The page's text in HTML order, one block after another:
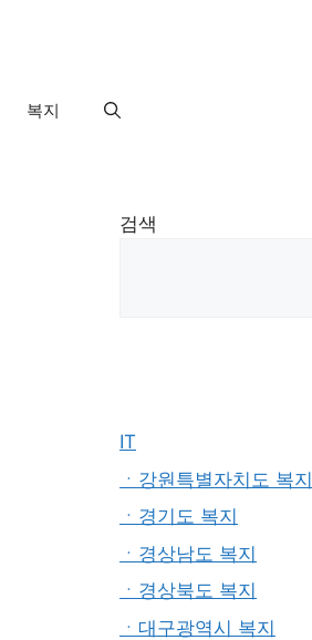
복지
검색
IT
ㆍ강원특별자치도 복지
ㆍ경기도 복지
ㆍ경상남도 복지
ㆍ경상북도 복지
ㆍ대구광역시 복지